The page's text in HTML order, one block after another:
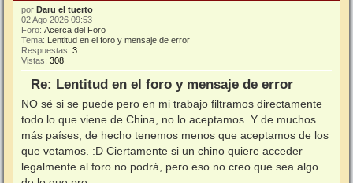
por Daru el tuerto
02 Ago 2026 09:53
Foro: Acerca del Foro
Tema: Lentitud en el foro y mensaje de error
Respuestas: 3
Vistas: 308
Re: Lentitud en el foro y mensaje de error
NO sé si se puede pero en mi trabajo filtramos directamente
todo lo que viene de China, no lo aceptamos. Y de muchos
más países, de hecho tenemos menos que aceptamos de los
que vetamos. :D Ciertamente si un chino quiere acceder
legalmente al foro no podrá, pero eso no creo que sea algo